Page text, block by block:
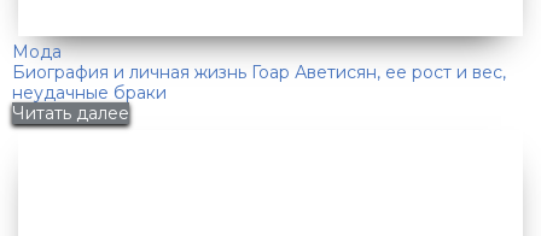
Мода
Биография и личная жизнь Гоар Аветисян, ее рост и вес,
неудачные браки
Читать далее